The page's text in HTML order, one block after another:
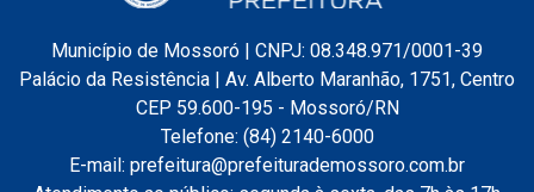
Município de Mossoró | CNPJ: 08.348.971/0001-39
Palácio da Resistência | Av. Alberto Maranhão, 1751, Centro
CEP 59.600-195 - Mossoró/RN
Telefone: (84) 2140-6000
E-mail: prefeitura@prefeiturademossoro.com.br